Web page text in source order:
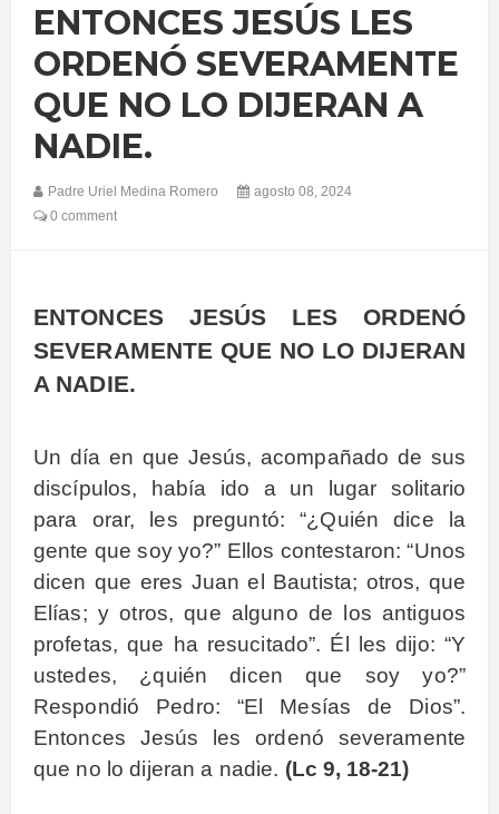
ENTONCES JESÚS LES
ORDENÓ SEVERAMENTE
QUE NO LO DIJERAN A
NADIE.
Padre Uriel Medina Romero
agosto 08, 2024
0 comment
ENTONCES JESÚS LES ORDENÓ
SEVERAMENTE QUE NO LO DIJERAN
A NADIE.
Un día en que Jesús, acompañado de sus
discípulos, había ido a un lugar solitario
para orar, les preguntó: “¿Quién dice la
gente que soy yo?” Ellos contestaron: “Unos
dicen que eres Juan el Bautista; otros, que
Elías; y otros, que alguno de los antiguos
profetas, que ha resucitado”. Él les dijo: “Y
ustedes, ¿quién dicen que soy yo?”
Respondió Pedro: “El Mesías de Dios”.
Entonces Jesús les ordenó severamente
que no lo dijeran a nadie. (Lc 9, 18-21)